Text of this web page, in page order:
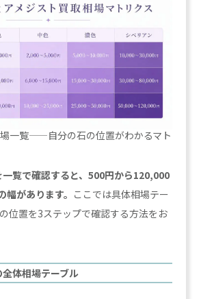
一覧——自分の石の位置がわかるマト
覧で確認すると、500円から120,000
があります。 ここでは具体相場テー
位置を3ステップで確認する方法をお
体相場テーブル